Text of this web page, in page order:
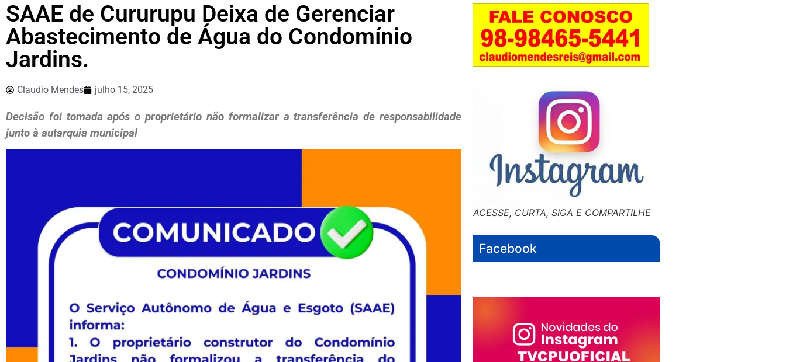
SAAE de Cururupu Deixa de Gerenciar
Abastecimento de Água do Condomínio
Jardins.
Claudio Mendes julho 15, 2025
Decisão foi tomada após o proprietário não formalizar a transferência de responsabilidade
junto à autarquia municipal
ACESSE, CURTA, SIGA E COMPARTILHE
Facebook